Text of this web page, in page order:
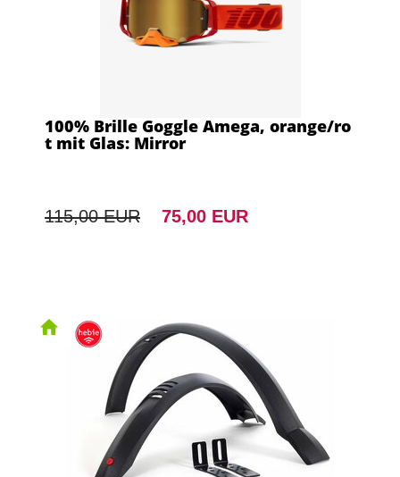
100% Brille Goggle Amega, orange/ro
t mit Glas: Mirror
115,00 EUR 75,00 EUR